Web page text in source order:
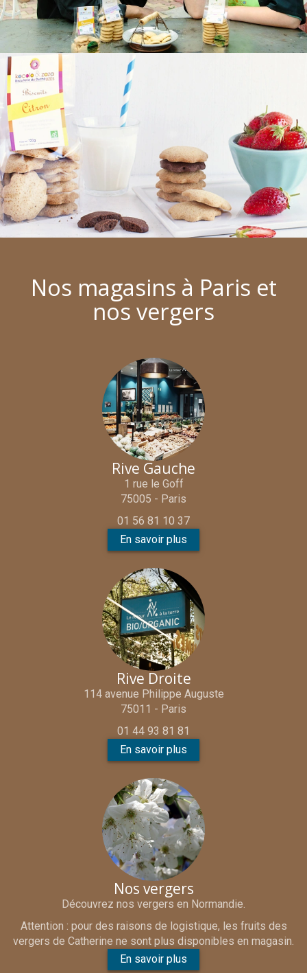
Nos magasins à Paris et
nos vergers
Rive Gauche
1 rue le Goff
75005 - Paris
01 56 81 10 37
En savoir plus
Rive Droite
114 avenue Philippe Auguste
75011 - Paris
01 44 93 81 81
En savoir plus
Nos vergers
Découvrez nos vergers en Normandie.
Attention : pour des raisons de logistique, les fruits des
vergers de Catherine ne sont plus disponibles en magasin.
En savoir plus